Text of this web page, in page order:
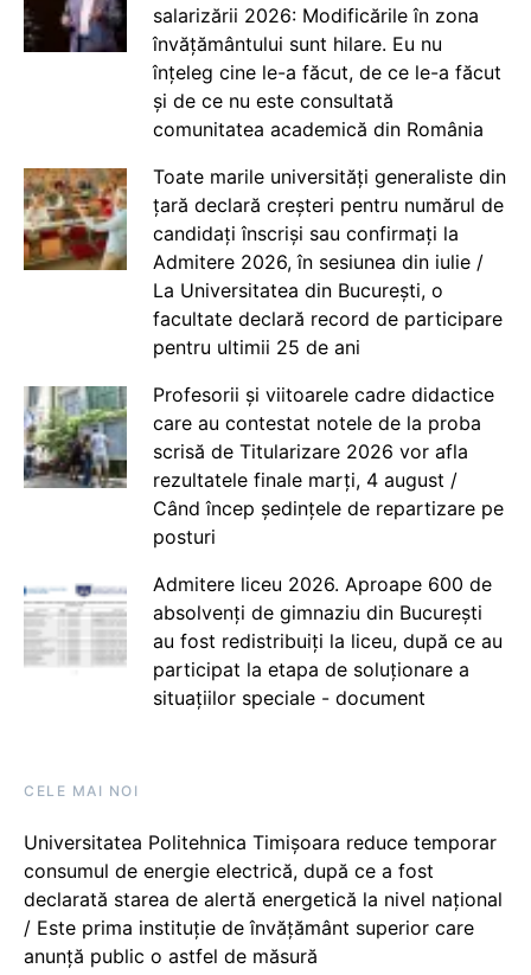
salarizării 2026: Modificările în zona
învățământului sunt hilare. Eu nu
înțeleg cine le-a făcut, de ce le-a făcut
și de ce nu este consultată
comunitatea academică din România
Toate marile universități generaliste din
țară declară creșteri pentru numărul de
candidați înscriși sau confirmați la
Admitere 2026, în sesiunea din iulie /
La Universitatea din București, o
facultate declară record de participare
pentru ultimii 25 de ani
Profesorii și viitoarele cadre didactice
care au contestat notele de la proba
scrisă de Titularizare 2026 vor afla
rezultatele finale marți, 4 august /
Când încep ședințele de repartizare pe
posturi
Admitere liceu 2026. Aproape 600 de
absolvenți de gimnaziu din București
au fost redistribuiți la liceu, după ce au
participat la etapa de soluționare a
situațiilor speciale - document
CELE MAI NOI
Universitatea Politehnica Timișoara reduce temporar
consumul de energie electrică, după ce a fost
declarată starea de alertă energetică la nivel național
/ Este prima instituție de învățământ superior care
anunță public o astfel de măsură